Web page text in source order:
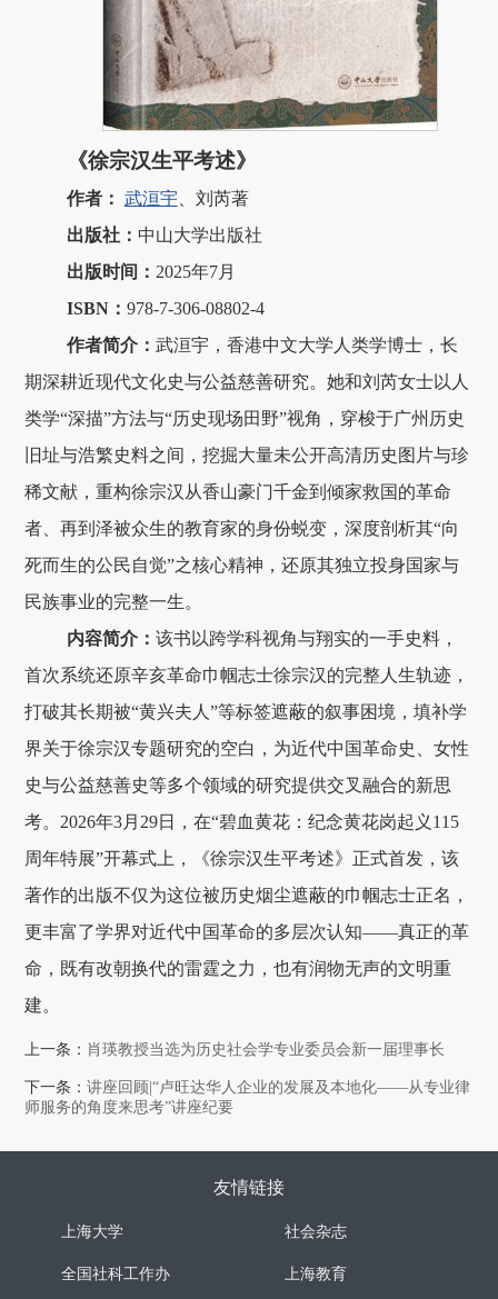
《徐宗汉生平考述》
作者： 武洹宇、刘芮著
出版社： 中山大学出版社
出版时间： 2025年7月
ISBN： 978-7-306-08802-4
作者简介： 武洹宇，香港中文大学人类学博士，长
期深耕近现代文化史与公益慈善研究。她和刘芮女士以人
类学“深描”方法与“历史现场田野”视角，穿梭于广州历史
旧址与浩繁史料之间，挖掘大量未公开高清历史图片与珍
稀文献，重构徐宗汉从香山豪门千金到倾家救国的革命
者、再到泽被众生的教育家的身份蜕变，深度剖析其“向
死而生的公民自觉”之核心精神，还原其独立投身国家与
民族事业的完整一生。
内容简介： 该书以跨学科视角与翔实的一手史料，
首次系统还原辛亥革命巾帼志士徐宗汉的完整人生轨迹，
打破其长期被“黄兴夫人”等标签遮蔽的叙事困境，填补学
界关于徐宗汉专题研究的空白，为近代中国革命史、女性
史与公益慈善史等多个领域的研究提供交叉融合的新思
考。2026年3月29日，在“碧血黄花：纪念黄花岗起义115
周年特展”开幕式上，《徐宗汉生平考述》正式首发，该
著作的出版不仅为这位被历史烟尘遮蔽的巾帼志士正名，
更丰富了学界对近代中国革命的多层次认知——真正的革
命，既有改朝换代的雷霆之力，也有润物无声的文明重
建。
上一条： 肖瑛教授当选为历史社会学专业委员会新一届理事长
下一条：讲座回顾|“卢旺达华人企业的发展及本地化——从专业律
师服务的角度来思考”讲座纪要
友情链接
上海大学 社会杂志
全国社科工作办 上海教育